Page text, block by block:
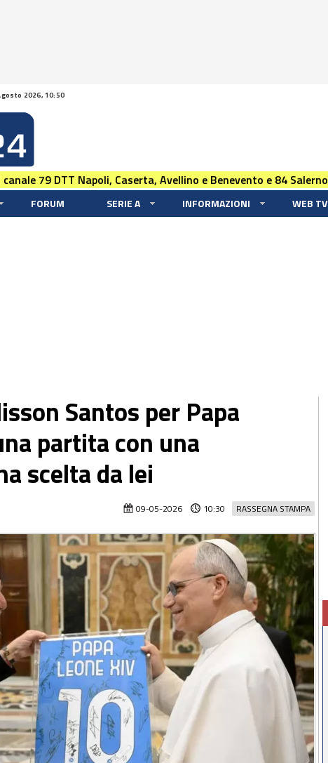
2026, 10:50
79 DTT Napoli, Caserta, Avellino e Benevento e 84 Salerno
FORUM SERIE A INFORMAZIONI WEB TV
Santos per Papa
partita con una
scelta da lei
RASSEGNA STAMPA
09-05-2026 10:30